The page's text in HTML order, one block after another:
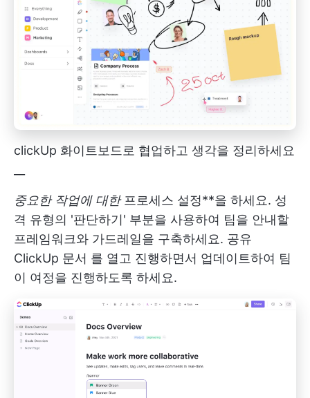
clickUp 화이트보드로 협업하고 생각을 정리하세요
중요한 작업에 대한 프로세스 설정**을 하세요. 성
격 유형의 '판단하기' 부분을 사용하여 팀을 안내할
프레임워크와 가드레일을 구축하세요. 공유
ClickUp 문서 를 열고 진행하면서 업데이트하여 팀
이 여정을 진행하도록 하세요.